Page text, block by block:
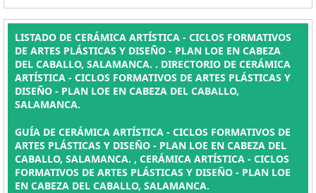
LISTADO DE CERÁMICA ARTÍSTICA - CICLOS FORMATIVOS
DE ARTES PLÁSTICAS Y DISEÑO - PLAN LOE EN CABEZA
DEL CABALLO, SALAMANCA. . DIRECTORIO DE CERÁMICA
ARTÍSTICA - CICLOS FORMATIVOS DE ARTES PLÁSTICAS Y
DISEÑO - PLAN LOE EN CABEZA DEL CABALLO,
SALAMANCA.
GUÍA DE CERÁMICA ARTÍSTICA - CICLOS FORMATIVOS DE
ARTES PLÁSTICAS Y DISEÑO - PLAN LOE EN CABEZA DEL
CABALLO, SALAMANCA. , CERÁMICA ARTÍSTICA - CICLOS
FORMATIVOS DE ARTES PLÁSTICAS Y DISEÑO - PLAN LOE
EN CABEZA DEL CABALLO, SALAMANCA.